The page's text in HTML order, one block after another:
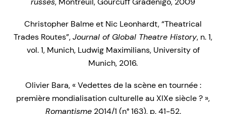
Christopher Balme et Nic Leonhardt, “Theatrical
Trades Routes”,Journal of Global Theatre History, n. 1,
vol. 1, Munich, Ludwig Maximilians, University of
Munich, 2016.
Olivier Bara, « Vedettes de la scène en tournée :
première mondialisation culturelle au XIXe siècle ? »,
Romantisme2014/1 (n° 163), p. 41-52.